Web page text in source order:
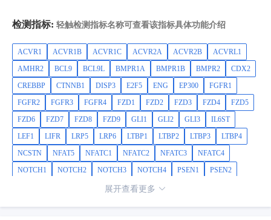
检测指标: 轻触检测指标名称可查看该指标具体功能介绍
ACVR1 ACVR1B ACVR1C ACVR2A ACVR2B
ACVRL1
AMHR2
BCL9 BCL9L BMPR1A BMPR1B BMPR2
CDX2
CREBBP
CTNNB1 DISP3 E2F5 ENG EP300
FGFR1
FGFR2
FGFR3 FGFR4 FZD1 FZD2 FZD3 FZD4
FZD5
FZD6
FZD7 FZD8 FZD9 GLI1 GLI2 GLI3
IL6ST
LEF1
LIFR LRP5 LRP6 LTBP1 LTBP2 LTBP3
LTBP4
NCSTN
NFAT5 NFATC1 NFATC2 NFATC3
NFATC4
NOTCH1
NOTCH2 NOTCH3 NOTCH4 PSEN1
PSEN2
PYGO2 RBL1 RBL2
展开查看更多